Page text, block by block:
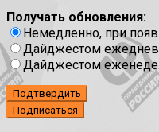
Получать обновления:
Немедленно, при
Дайджестом
Дайджестом
Подтвердить